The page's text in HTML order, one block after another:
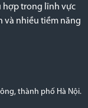
hợp trong lĩnh vực
và nhiều tiềm năng
thành phố Hà Nội.